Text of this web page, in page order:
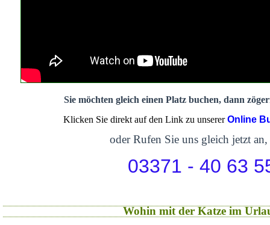
Sie möchten gleich einen Platz buchen, dann
Klicken Sie direkt auf den Link zu unsererOnline
oder Rufen Sie uns gleich jetzt an,
03371 - 40 63
Wohin mit der Katze im